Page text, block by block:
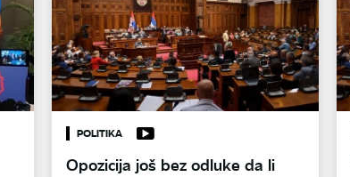
POLITIKA
Opozicija još bez odluke da li